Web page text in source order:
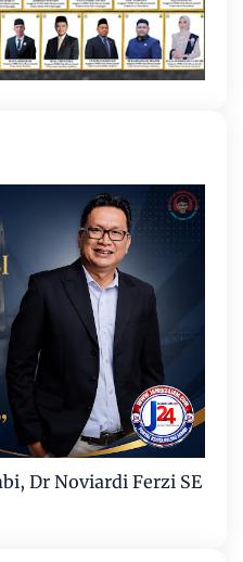
Dr Noviardi Ferzi SE